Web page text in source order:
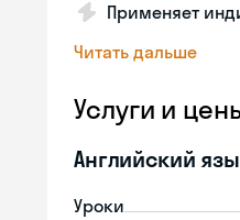
Применяет
Читать дальше
Услуги и
Английский
Уроки